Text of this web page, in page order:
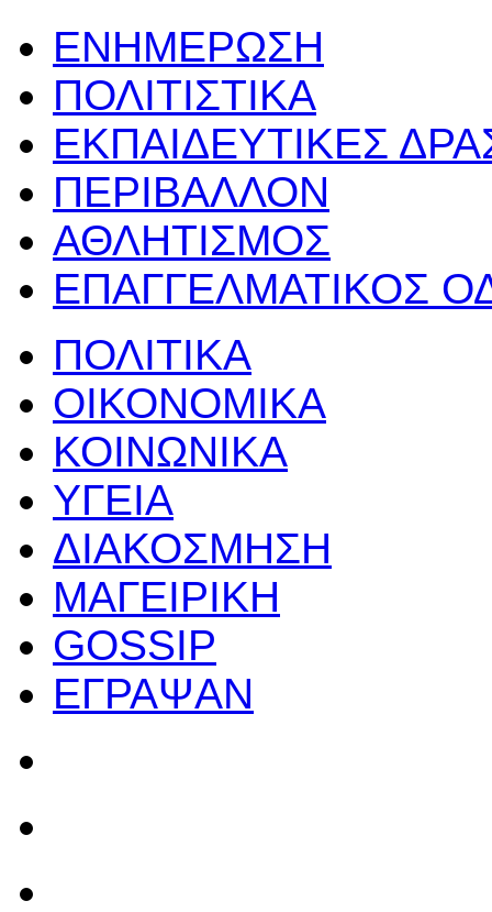
ΕΝΗΜΕΡΩΣΗ
ΠΟΛΙΤΙΣΤΙΚΑ
ΕΚΠΑΙΔΕΥΤΙΚΕΣ
ΠΕΡΙΒΑΛΛΟΝ
ΑΘΛΗΤΙΣΜΟΣ
ΕΠΑΓΓΕΛΜΑΤΙΚΟΣ
ΠΟΛΙΤΙΚΑ
ΟΙΚΟΝΟΜΙΚΑ
ΚΟΙΝΩΝΙΚΑ
ΥΓΕΙΑ
ΔΙΑΚΟΣΜΗΣΗ
ΜΑΓΕΙΡΙΚΗ
GOSSIP
ΕΓΡΑΨΑΝ